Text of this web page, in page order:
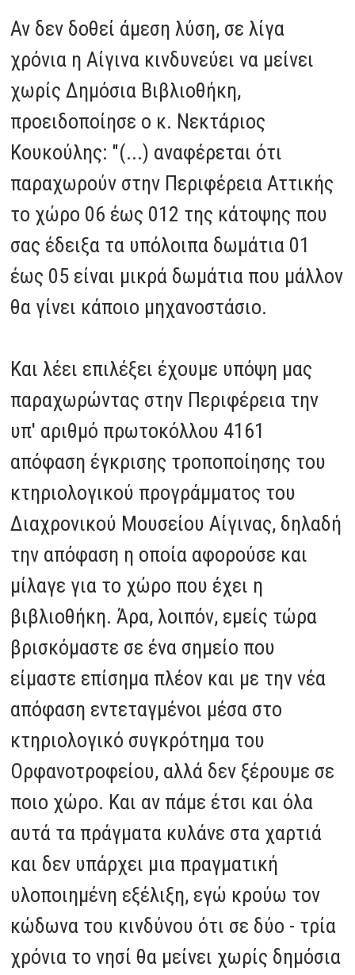
Αν δεν δοθεί άμεση λύση, σε λίγα
χρόνια η Αίγινα κινδυνεύει να μείνει
χωρίς Δημόσια Βιβλιοθήκη,
προειδοποίησε ο κ. Νεκτάριος
Κουκούλης: "(...) αναφέρεται ότι
παραχωρούν στην Περιφέρεια Αττικής
το χώρο 06 έως 012 της κάτοψης που
σας έδειξα τα υπόλοιπα δωμάτια 01
έως 05 είναι μικρά δωμάτια που μάλλον
θα γίνει κάποιο μηχανοστάσιο.
Και λέει επιλέξει έχουμε υπόψη μας
παραχωρώντας στην Περιφέρεια την
υπ' αριθμό πρωτοκόλλου 4161
απόφαση έγκρισης τροποποίησης του
κτηριολογικού προγράμματος του
Διαχρονικού Μουσείου Αίγινας, δηλαδή
την απόφαση η οποία αφορούσε και
μίλαγε για το χώρο που έχει η
βιβλιοθήκη. Άρα, λοιπόν, εμείς τώρα
βρισκόμαστε σε ένα σημείο που
είμαστε επίσημα πλέον και με την νέα
απόφαση εντεταγμένοι μέσα στο
κτηριολογικό συγκρότημα του
Ορφανοτροφείου, αλλά δεν ξέρουμε σε
ποιο χώρο. Και αν πάμε έτσι και όλα
αυτά τα πράγματα κυλάνε στα χαρτιά
και δεν υπάρχει μια πραγματική
υλοποιημένη εξέλιξη, εγώ κρούω τον
κώδωνα του κινδύνου ότι σε δύο - τρία
χρόνια το νησί θα μείνει χωρίς δημόσια